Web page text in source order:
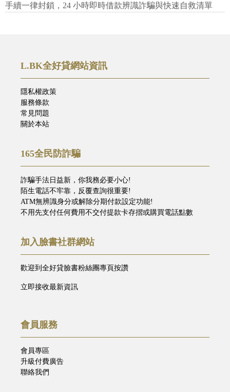
手續一律封鎖，24 小時即時借款辨識詐騙與快速自救清單
L.BK全好貸網站資訊
隱私權政策
服務條款
常見問題
關於本站
165全民防詐騙
詐騙手法日益新，你我務必要小心!
陌生電話不牢靠，反覆查詢很重要!
ATM無辨識身分或解除分期付款設定功能!
不用先支付任何費用不交付提款卡存摺或購買電話點數
加入臉書社群網站
歡迎到全好貸臉書粉絲團專頁按讚
立即接收最新資訊
會員服務
會員專區
升級付費廣告
聯絡我們